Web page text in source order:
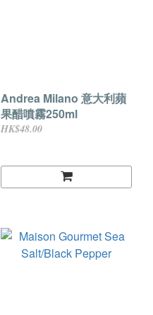
Andrea Milano 意大利蘋
果醋噴霧250ml
HK$48.00